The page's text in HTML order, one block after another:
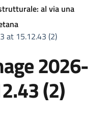
al via una
at 15.12.43 (2)
2026-
(2)